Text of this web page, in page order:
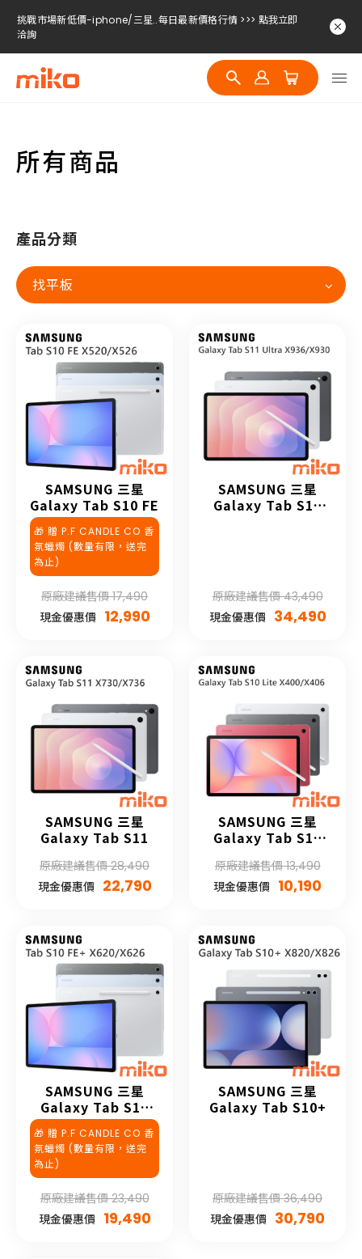
挑戰市場新低價-iphone/三星..每日最新價格行情 >>> 點我立即
洽詢
挑戰市場新低價-iphone/三星..每日最新價格行情 >>> 點我立即
洽詢
挑戰市場新低價-iphone/三星..每日最新價格行情 >>> 點我立即
所有商品
產品分類
找平板
SAMSUNG 三星
Galaxy Tab S10 FE
🎁 贈 P.F CANDLE CO 香
氛蠟燭 (數量有限，送完
為止)
原廠建議售價 17,490
現金優惠價 12,990
SAMSUNG 三星
Galaxy Tab S11
原廠建議售價 43,490
現金優惠價 34,490
SAMSUNG 三星
Galaxy Tab S11
原廠建議售價 28,490
現金優惠價 22,790
SAMSUNG 三星
Galaxy Tab S10
原廠建議售價 13,490
現金優惠價 10,190
SAMSUNG 三星
Galaxy Tab S10
FE+
🎁 贈 P.F CANDLE CO 香
氛蠟燭 (數量有限，送完
為止)
原廠建議售價 23,490
現金優惠價 19,490
SAMSUNG 三星
Galaxy Tab S10+
原廠建議售價 36,490
現金優惠價 30,790